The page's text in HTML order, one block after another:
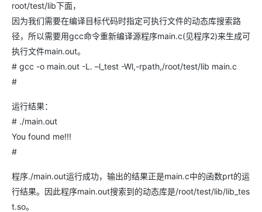
root/test/lib下面，
因为我们需要在编译目标代码时指定可执行文件的动态库搜索路
径，所以需要用gcc命令重新编译源程序main.c(见程序2)来生成可
执行文件main.out。
# gcc -o main.out -L. –l_test -Wl,-rpath,/root/test/lib main.c
#
运行结果：
# ./main.out
You found me!!!
#
程序./main.out运行成功，输出的结果正是main.c中的函数prt的运
行结果。因此程序main.out搜索到的动态库是/root/test/lib/lib_tes
t.so。